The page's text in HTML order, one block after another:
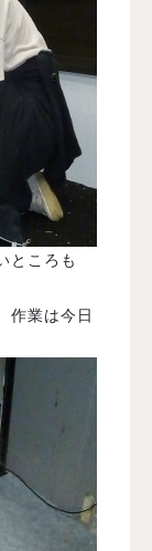
ところも
作業は今日